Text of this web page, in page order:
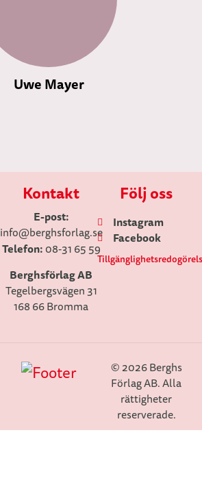
Uwe Mayer
Kontakt
E-post:
info@berghsforlag.se
Telefon:08-31 65 59
Berghsförlag AB
Tegelbergsvägen 31
168 66 Bromma
Följ oss
Instagram
Facebook
© 2026 Berghs
Förlag AB. Alla
rättigheter
reserverade.